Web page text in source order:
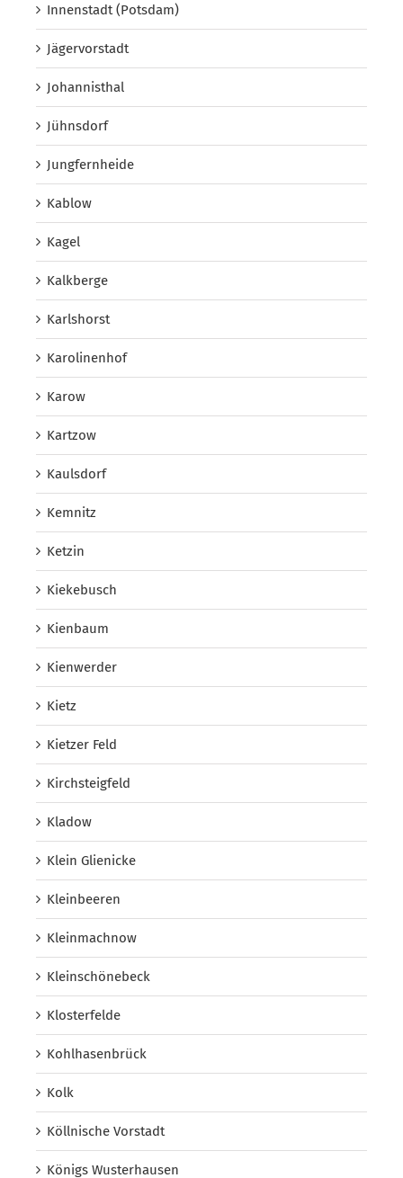
Innenstadt (Potsdam)
Jägervorstadt
Johannisthal
Jühnsdorf
Jungfernheide
Kablow
Kagel
Kalkberge
Karlshorst
Karolinenhof
Karow
Kartzow
Kaulsdorf
Kemnitz
Ketzin
Kiekebusch
Kienbaum
Kienwerder
Kietz
Kietzer Feld
Kirchsteigfeld
Kladow
Klein Glienicke
Kleinbeeren
Kleinmachnow
Kleinschönebeck
Klosterfelde
Kohlhasenbrück
Kolk
Köllnische Vorstadt
Königs Wusterhausen